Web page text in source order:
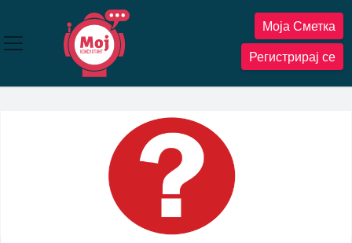
содржината
Моја Сметка
Регистрирај се